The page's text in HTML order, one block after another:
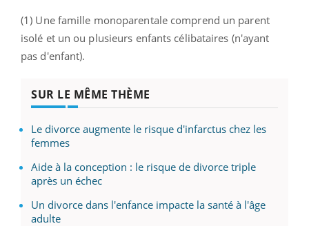
(1) Une famille monoparentale comprend un parent
isolé et un ou plusieurs enfants célibataires (n'ayant
pas d'enfant).
SUR LE MÊME THÈME
Le divorce augmente le risque d'infarctus chez les
femmes
Aide à la conception : le risque de divorce triple
après un échec
Un divorce dans l'enfance impacte la santé à l'âge
adulte